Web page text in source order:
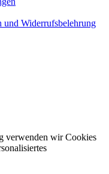
und Widerrufsbelehrung
verwenden wir Cookies